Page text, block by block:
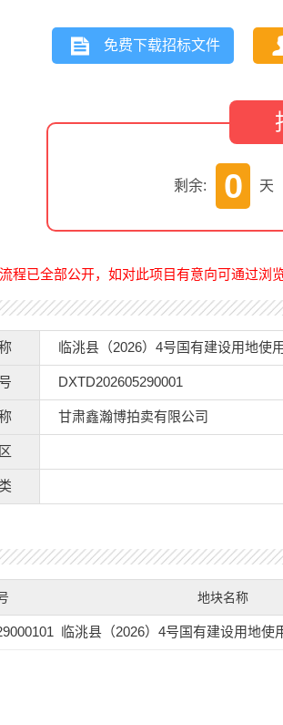
免费下载招标文件
剩余: 0 天
程已全部公开，如对此项目有意向可通过浏
临洮县（2026）4号国有建设用地使
DXTD202605290001
甘肃鑫瀚博拍卖有限公司
地块名称
临洮县（2026）4号国有建设用地使